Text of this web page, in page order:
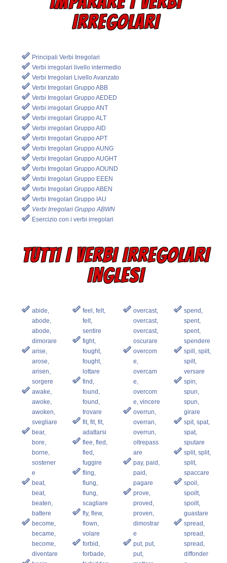
IRREGOLARI
Principali Verbi Irregolari
Verbi irregolari livello intermedio
Verbi Irregolari Livello Avanzato
Verbi Irregolari Gruppo ABB
Verbi Irregolari Gruppo AEDED
Verbi irregolari Gruppo ANT
Verbi irregolari Gruppo ALT
Verbi irregolari Gruppo AID
Verbi Irregolari Gruppo APT
Verbi Irregolari Gruppo AUNG
Verbi Irregolari Gruppo AUGHT
Verbi Irregolari Gruppo AOUND
Verbi Irregolari Gruppo EEEN
Verbi Irregolari Gruppo ABEN
Verbi Irregolari Gruppo IAU
Verbi Irregolari Gruppo ABWN
Esercizio con i verbi irregolari
TUTTI I VERBI IRREGOLARI
INGLESI
abide,
abode,
abode,
dimorare
arise,
arose,
arisen,
sorgere
awake,
awoke,
awoken,
svegliare
bear,
bore,
borne,
sostener
e
beat,
beat,
beaten,
battere
become,
became,
become,
diventare
feel, felt,
felt,
sentire
fight,
fought,
fought,
lottare
find,
found,
found,
trovare
fit, fit, fit,
adattarsi
flee, fled,
fled,
fuggire
fling,
flung,
flung,
scagliare
fly, flew,
flown,
volare
forbid,
forbade,
overcast,
overcast,
overcast,
oscurare
overcom
e,
overcam
e,
overcom
e, vincere
overrun,
overran,
overrun,
oltrepass
are
pay, paid,
paid,
pagare
prove,
proved,
proven,
dimostrar
e
put, put,
put,
spend,
spent,
spent,
spendere
spill, spilt,
spilt,
versare
spin,
spun,
spun,
girare
spit, spat,
spat,
sputare
split, split,
split,
spaccare
spoil,
spoilt,
spoilt,
guastare
spread,
spread,
spread,
diffonder